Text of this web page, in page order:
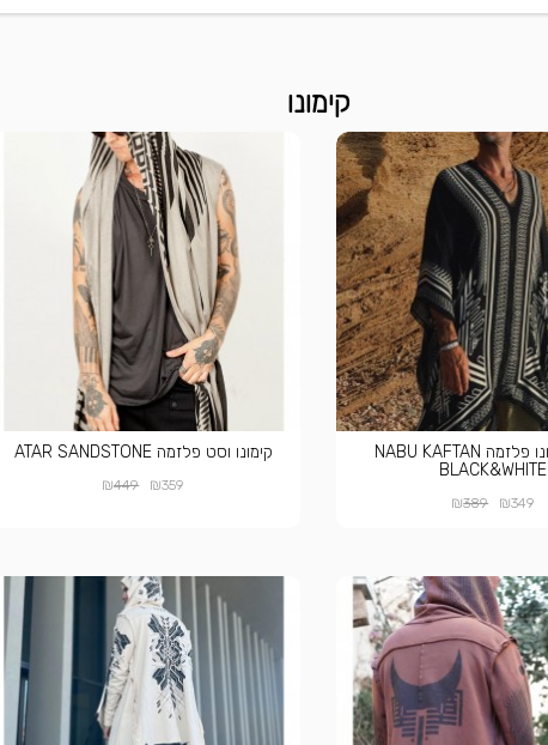
קימונו
פונצ'ו קימונו פלזמה NABU KAFTAN
BLACK&WHITE
₪349
₪389
קימונו וסט פלזמה ATAR SANDSTONE
₪359
₪449